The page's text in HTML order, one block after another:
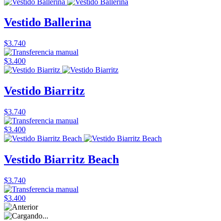
Vestido Ballerina
$3.740
$3.400
Vestido Biarritz
$3.740
$3.400
Vestido Biarritz Beach
$3.740
$3.400